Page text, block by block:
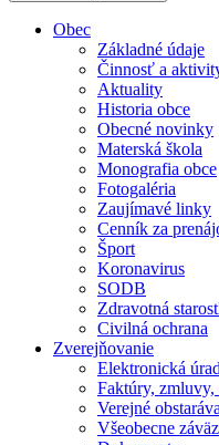
Obec
Základné údaje
Činnosť a
Aktuality
Historia obce
Obecné novinky
Materská škola
Monografia obce
Fotogaléria
Zaujímavé linky
Cenník za
Šport
Koronavirus
SODB
Zdravotná
Civilná ochrana
Zverejňovanie
Elektronická
Faktúry,
Verejné
Všeobecne